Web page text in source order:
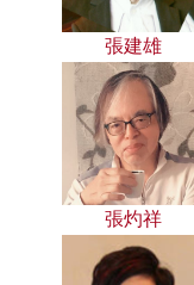
張建雄
張灼祥